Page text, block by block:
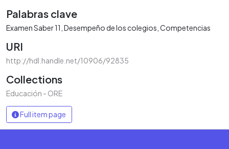
Palabras clave
Examen Saber 11 Desempeño de los colegios Competencias
URI
http://hdl.handle.net/10906/92835
Collections
Educación - ORE
Full item page